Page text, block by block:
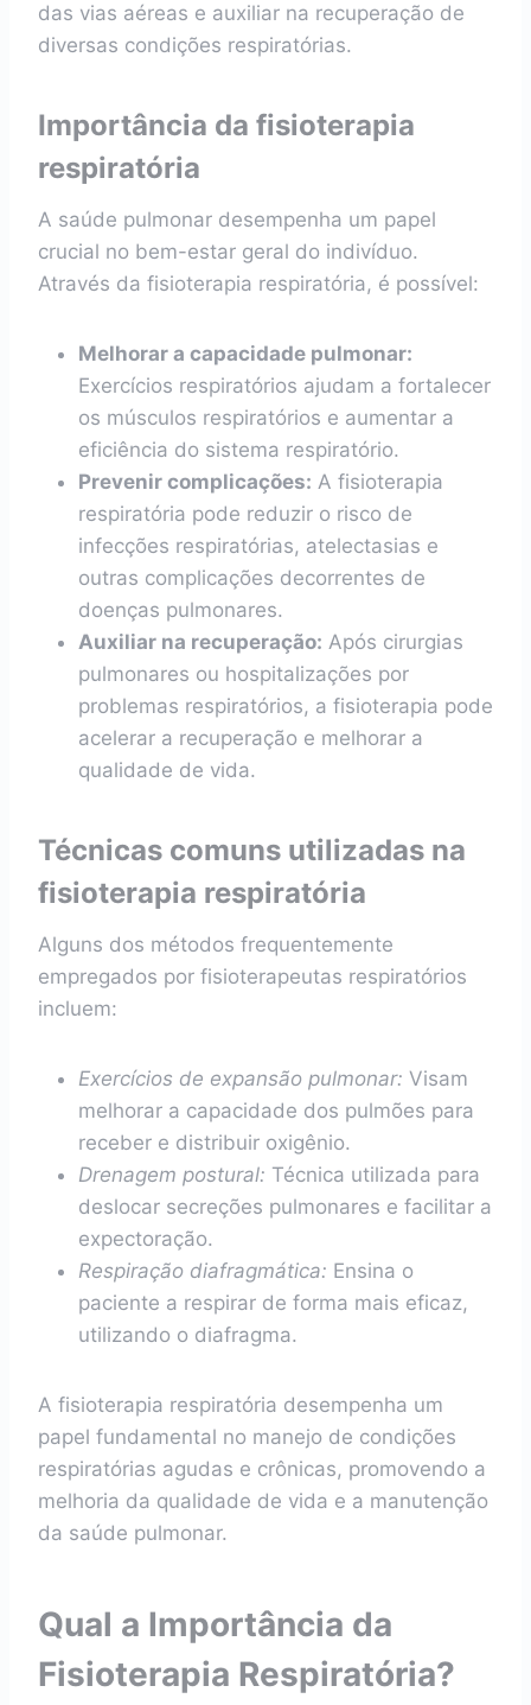
das vias aéreas e auxiliar na recuperação de
diversas condições respiratórias.
Importância da fisioterapia
respiratória
A saúde pulmonar desempenha um papel
crucial no bem-estar geral do indivíduo.
Através da fisioterapia respiratória, é possível:
Melhorar a capacidade pulmonar:
Exercícios respiratórios ajudam a fortalecer
os músculos respiratórios e aumentar a
eficiência do sistema respiratório.
Prevenir complicações: A fisioterapia
respiratória pode reduzir o risco de
infecções respiratórias, atelectasias e
outras complicações decorrentes de
doenças pulmonares.
Auxiliar na recuperação: Após cirurgias
pulmonares ou hospitalizações por
problemas respiratórios, a fisioterapia pode
acelerar a recuperação e melhorar a
qualidade de vida.
Técnicas comuns utilizadas na
fisioterapia respiratória
Alguns dos métodos frequentemente
empregados por fisioterapeutas respiratórios
incluem:
Exercícios de expansão pulmonar: Visam
melhorar a capacidade dos pulmões para
receber e distribuir oxigênio.
Drenagem postural: Técnica utilizada para
deslocar secreções pulmonares e facilitar a
expectoração.
Respiração diafragmática: Ensina o
paciente a respirar de forma mais eficaz,
utilizando o diafragma.
A fisioterapia respiratória desempenha um
papel fundamental no manejo de condições
respiratórias agudas e crônicas, promovendo a
melhoria da qualidade de vida e a manutenção
da saúde pulmonar.
Qual a Importância da
Fisioterapia Respiratória?